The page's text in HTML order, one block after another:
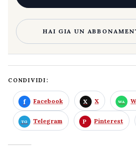
HAI GIA UN
CONDIVIDI:
Facebook X
Telegram Pinterest